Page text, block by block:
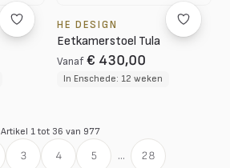
HE DESIGN
Eetkamerstoel Tula
Vanaf € 430,00
In Enschede: 12 weken
Artikel 1 tot 36 van 977
3 4 5 ... 28